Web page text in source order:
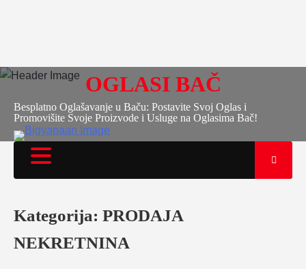
OGLASI BAČ
Besplatno Oglašavanje u Baču: Postavite Svoj Oglas i
Promovišite Svoje Proizvode i Usluge na Oglasima Bač!
Kategorija: PRODAJA
NEKRETNINA